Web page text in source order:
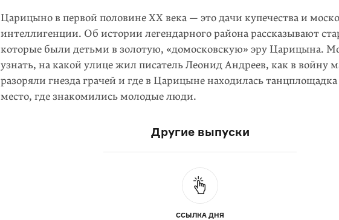
Царицыно в первой половине XX века — это дачи купечества и
интеллиген­ции. Об истории легендарного района рассказывают
которые были детьми в золотую, «домосковскую» эру Царицына.
узнать, на какой улице жил писатель Леонид Андреев, как в войну
разоряли гнезда грачей и где в Царицыне находилась
место, где знакомились молодые люди.
Другие выпуски
ССЫЛКА ДНЯ